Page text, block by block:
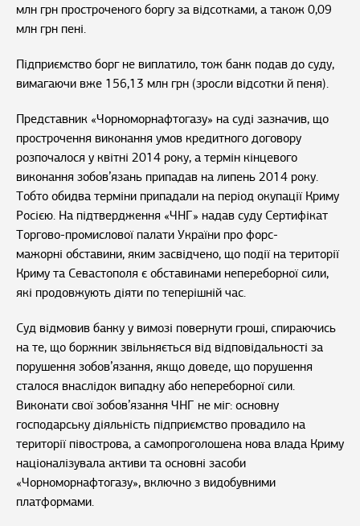
млн грн простроченого боргу за відсотками, а також 0,09
млн грн пені.
Підприємство борг не виплатило, тож банк подав до суду,
вимагаючи вже 156,13 млн грн (зросли відсотки й пеня).
Представник «Чорноморнафтогазу» на суді зазначив, що
прострочення виконання умов кредитного договору
розпочалося у квітні 2014 року, а термін кінцевого
виконання зобов’язань припадав на липень 2014 року.
Тобто обидва терміни припадали на період окупації Криму
Росією. На підтвердження «ЧНГ» надав суду Сертифікат
Торгово-промислової палати України про форс-
мажорні обставини, яким засвідчено, що події на території
Криму та Севастополя є обставинами непереборної сили,
які продовжують діяти по теперішній час.
Суд відмовив банку у вимозі повернути гроші, спираючись
на те, що боржник звільняється від відповідальності за
порушення зобов’язання, якщо доведе, що порушення
сталося внаслідок випадку або непереборної сили.
Виконати свої зобов’язання ЧНГ не міг: основну
господарську діяльність підприємство провадило на
території півострова, а самопроголошена нова влада Криму
націоналізувала активи та основні засоби
«Чорноморнафтогазу», включно з видобувними
платформами.